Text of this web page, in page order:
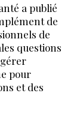
a publié
de
de
questions
pour
et des